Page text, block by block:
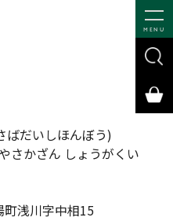
MENU
ばだいしほんぼう)
さかざん しょうがくい
浅川字中相15